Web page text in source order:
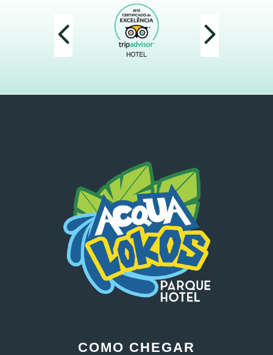
COMO CHEGAR